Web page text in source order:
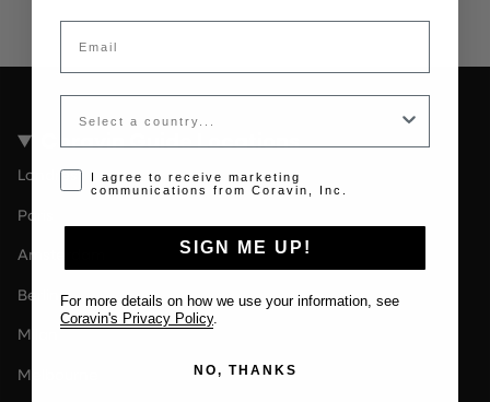
Coravin Guide Locations
Londres
Paris
Amsterdam
Berlin
Milan
Melbourne
Email
Country
Opt-in disclaimer
I agree to receive marketing
communications from Coravin, Inc.
SIGN ME UP!
For more details on how we use your information, see
Coravin's Privacy Policy.
NO, THANKS